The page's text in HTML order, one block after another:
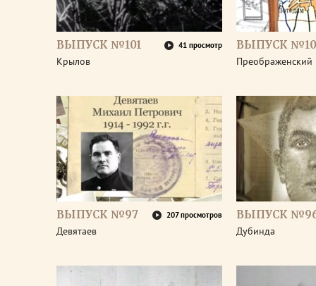
ВЫПУСК №101 41 просмотр
Крылов
ВЫПУСК
Преображенский
ВЫПУСК №97 207 просмотров
Девятаев
ВЫПУСК
Дубинда